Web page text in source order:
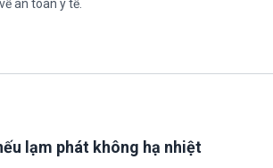
an toàn y tế.
lạm phát không hạ nhiệt